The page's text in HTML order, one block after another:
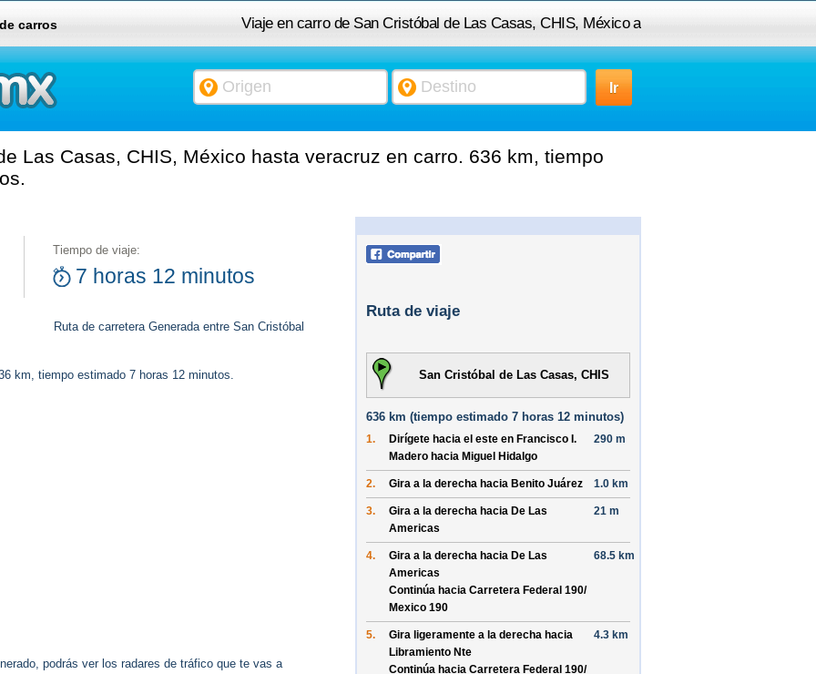
Viaje en carro de San Cristóbal de Las Casas, CHIS, México a
veracruz
carros
Las Casas, CHIS, México hasta veracruz en carro. 636 km, tiempo
Tiempo de viaje:
7 horas 12 minutos
Ruta de carretera Generada entre San Cristóbal
km, tiempo estimado 7 horas 12 minutos.
podrás ver los radares de tráfico que te vas a
Ruta de viaje
San Cristóbal de Las Casas, CHIS
636 km (tiempo estimado 7 horas 12 minutos)
1. Dirígete hacia el este en Francisco I.
Madero hacia Miguel Hidalgo
290 m
2. Gira a la derecha hacia Benito Juárez 1.0 km
3. Gira a la derecha hacia De Las
Americas
21 m
4. Gira a la derecha hacia De Las
Americas
Continúa hacia Carretera Federal 190/
Mexico 190
68.5 km
5.
Gira ligeramente a la derecha hacia
Libramiento Nte
Continúa hacia Carretera Federal 190/
4.3 km